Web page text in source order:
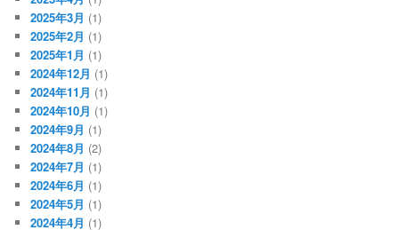
2025年3月 (1)
2025年2月 (1)
2025年1月 (1)
2024年12月 (1)
2024年11月 (1)
2024年10月 (1)
2024年9月 (1)
2024年8月 (2)
2024年7月 (1)
2024年6月 (1)
2024年5月 (1)
2024年4月 (1)